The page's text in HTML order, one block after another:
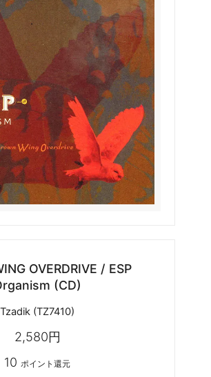
OVERDRIVE / ESP
(CD)
Tzadik (TZ7410)
2,580円
10 ポイント還元